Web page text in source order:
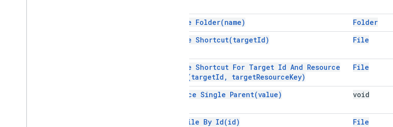
create Folder(name) Folder
create Shortcut(targetId) File
create Shortcut For Target Id And Resource
Key(targetId , targetResourceKey)
File
enforce Single Parent(value) void
get File By Id(id) File